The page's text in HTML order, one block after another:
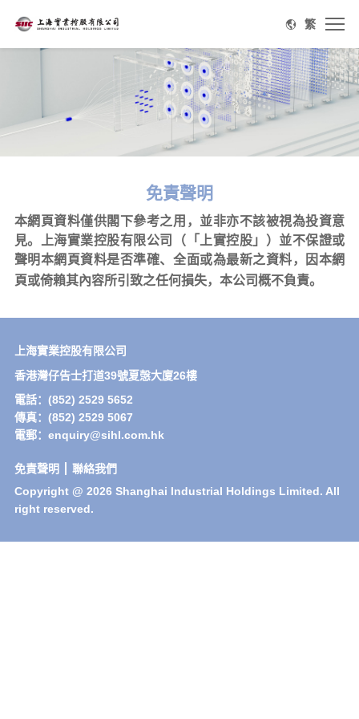
繁
免責聲明
本網頁資料僅供閣下參考之用，並非亦不該被視為投資意
見。上海實業控股有限公司（「上實控股」）並不保證或
聲明本網頁資料是否準確、全面或為最新之資料，因本網
頁或倚賴其內容所引致之任何損失，本公司概不負責。
上海實業控股有限公司
香港灣仔告士打道39號夏愨大廈26樓
電話：(852) 2529 5652
傳真：(852) 2529 5067
電郵：enquiry@sihl.com.hk
免責聲明
聯絡我們
Copyright @ 2026 Shanghai Industrial Holdings Limited. All
right reserved.